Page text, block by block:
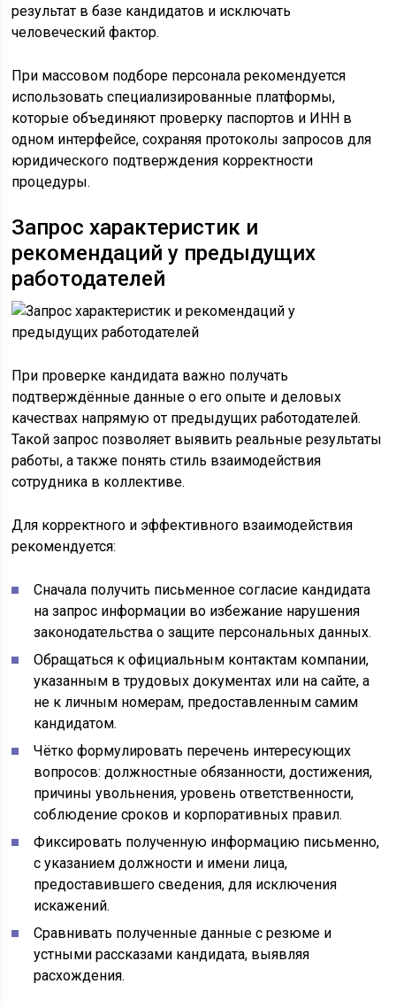
результат в базе кандидатов и исключать
человеческий фактор.
При массовом подборе персонала рекомендуется
использовать специализированные платформы,
которые объединяют проверку паспортов и ИНН в
одном интерфейсе, сохраняя протоколы запросов для
юридического подтверждения корректности
процедуры.
Запрос характеристик и
рекомендаций у предыдущих
работодателей
При проверке кандидата важно получать
подтверждённые данные о его опыте и деловых
качествах напрямую от предыдущих работодателей.
Такой запрос позволяет выявить реальные результаты
работы, а также понять стиль взаимодействия
сотрудника в коллективе.
Для корректного и эффективного взаимодействия
рекомендуется:
Сначала получить письменное согласие кандидата
на запрос информации во избежание нарушения
законодательства о защите персональных данных.
Обращаться к официальным контактам компании,
указанным в трудовых документах или на сайте, а
не к личным номерам, предоставленным самим
кандидатом.
Чётко формулировать перечень интересующих
вопросов: должностные обязанности, достижения,
причины увольнения, уровень ответственности,
соблюдение сроков и корпоративных правил.
Фиксировать полученную информацию письменно,
с указанием должности и имени лица,
предоставившего сведения, для исключения
искажений.
Сравнивать полученные данные с резюме и
устными рассказами кандидата, выявляя
расхождения.